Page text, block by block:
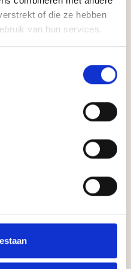
of die ze hebben
van hun services.